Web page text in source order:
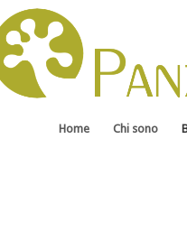
Home Chi sono